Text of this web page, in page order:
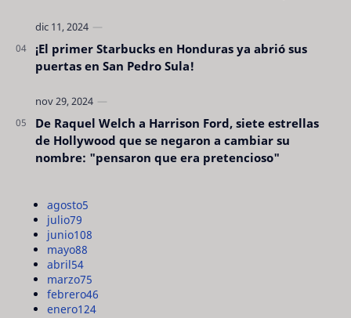
¡El primer Starbucks en Honduras ya abrió sus
puertas en San Pedro Sula!
De Raquel Welch a Harrison Ford, siete estrellas
de Hollywood que se negaron a cambiar su
nombre: "pensaron que era pretencioso"
agosto5
julio79
junio108
mayo88
abril54
marzo75
febrero46
enero124